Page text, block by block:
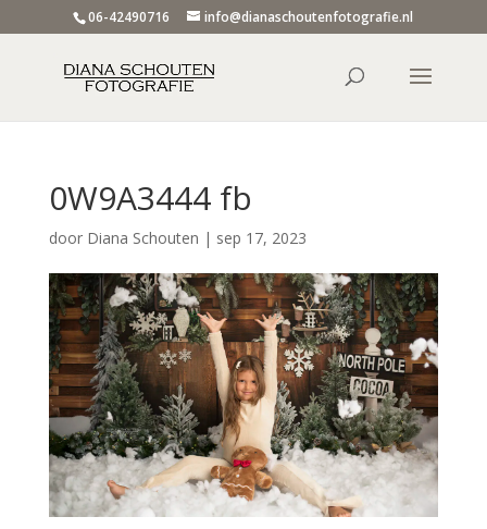
06-42490716 info@dianaschoutenfotografie.nl
0W9A3444 fb
door Diana Schouten | sep 17, 2023